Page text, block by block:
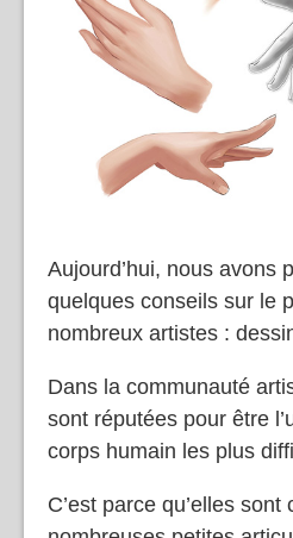
Aujourd’hui, nous avons
quelques conseils sur le
nombreux artistes :
Dans la communauté
sont réputées pour être
corps humain les plus
C’est parce qu’elles